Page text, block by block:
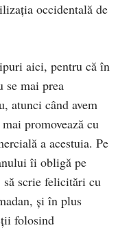
occidentală de
aici, pentru că în
se mai prea
atunci când avem
promovează cu
a acestuia. Pe
îi obligă pe
scrie felicitări cu
și în plus
folosind